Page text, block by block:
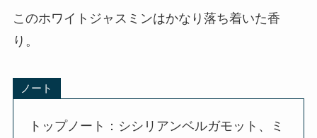
このホワイトジャスミンはかなり落ち着いた香
り。
ノート
トップノート：シシリアンベルガモット、ミ